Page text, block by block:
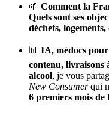
🌱 Comment la
Quels sont ses
déchets, logements,
📊 IA, médocs
contenu, livraisons
alcool, je vous
New Consumerqui
6 premiers mois de